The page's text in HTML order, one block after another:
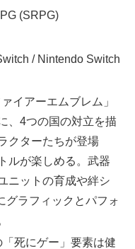
(SRPG)
/ Nintendo Switch
イアーエムブレム」
、4つの国の対立を描
クターたちが登場
ルが楽しめる。武器
ニットの育成や絆シ
グラフィックとパフォ
死にゲー」要素は健